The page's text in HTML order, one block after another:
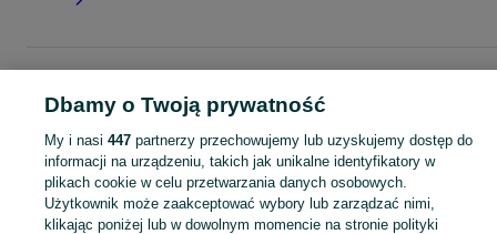
Czapki - Oświęcim
KATEGORIA
Szeroki wybór czapek Oświęcim ▶️ zimowe, wełniane, polarowe i z pomponem ✅ Nowe i używane w dobrych cenach ✌ Sprawdź oferty i kupuj tanio na OLX.pl! Zobacz
Dbamy o Twoją prywatność
My i nasi 447partnerzy przechowujemy lub uzyskujemy dostęp do
informacji na urządzeniu, takich jak unikalne identyfikatory w
plikach cookie w celu przetwarzania danych osobowych.
Użytkownik może zaakceptować wybory lub zarządzać nimi,
klikając poniżej lub w dowolnym momencie na stronie polityki